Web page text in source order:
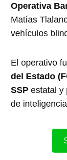
Operativa
Matías
vehículos
El operativo
del Estado
SSP estatal y
de